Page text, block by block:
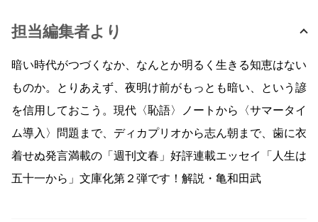
担当編集者より
暗い時代がつづくなか、なんとか明るく生きる知恵はない
ものか。とりあえず、夜明け前がもっとも暗い、という諺
を信用しておこう。現代〈恥語〉ノートから〈サマータイ
ム導入〉問題まで、ディカプリオから志ん朝まで、歯に衣
着せぬ発言満載の「週刊文春」好評連載エッセイ「人生は
五十一から」文庫化第２弾です！解説・亀和田武